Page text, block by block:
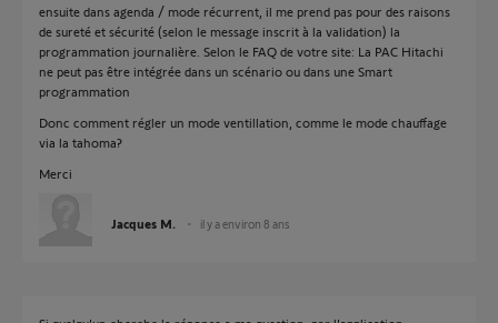
ensuite dans agenda / mode récurrent, il me prend pas pour des raisons
de sureté et sécurité (selon le message inscrit à la validation) la
programmation journalière. Selon le FAQ de votre site: La PAC Hitachi
ne peut pas être intégrée dans un scénario ou dans une Smart
programmation
Donc comment régler un mode ventillation, comme le mode chauffage
via la tahoma?
Merci
Jacques M. il y a environ 8 ans